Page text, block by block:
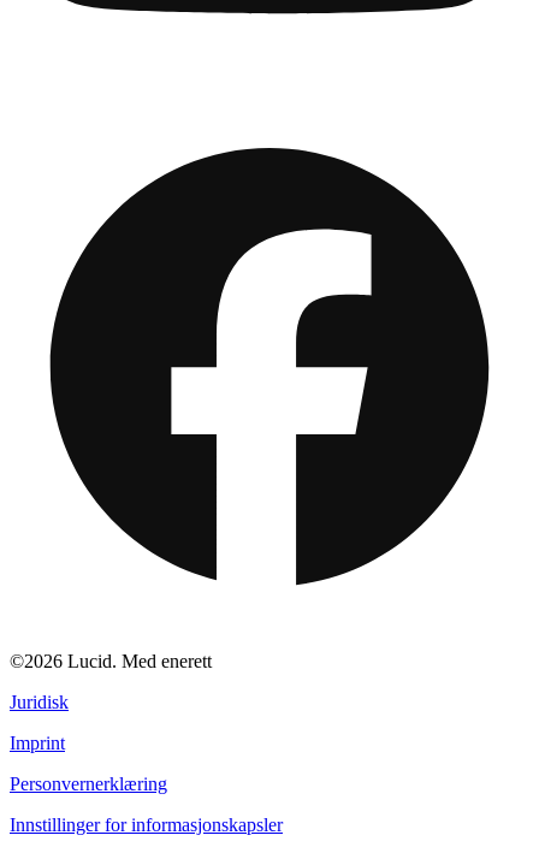
©2026 Lucid. Med enerett
Juridisk
Imprint
Personvernerklæring
Innstillinger for informasjonskapsler